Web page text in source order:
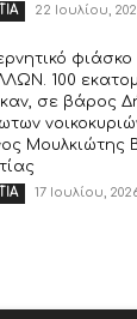
22 Ιουλίου,
φιάσκο
100
σε βάρος
Μουλκιώτης
17 Ιουλίου,